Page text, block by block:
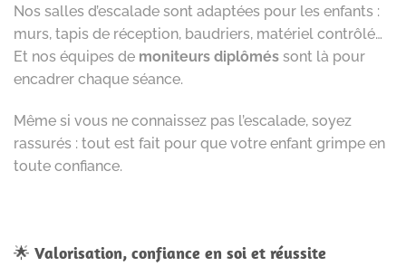
Nos salles d’escalade sont adaptées pour les enfants :
murs, tapis de réception, baudriers, matériel contrôlé…
Et nos équipes de moniteurs diplômés sont là pour
encadrer chaque séance.
Même si vous ne connaissez pas l’escalade, soyez
rassurés : tout est fait pour que votre enfant grimpe en
toute confiance.
🌟 Valorisation, confiance en soi et réussite